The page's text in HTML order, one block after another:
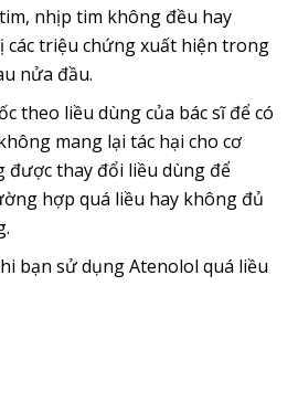
nhịp tim không đều hay
các triệu chứng xuất hiện trong
nửa đầu.
theo liều dùng của bác sĩ để có
mang lại tác hại cho cơ
được thay đổi liều dùng để
hợp quá liều hay không đủ
bạn sử dụng Atenolol quá liều